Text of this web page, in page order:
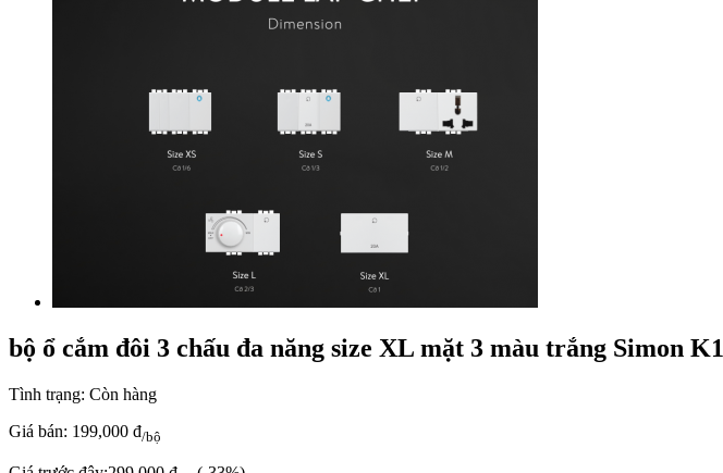
bộ ổ cắm đôi 3 chấu đa năng size XL mặt 3 màu trắng Simon K1
Tình trạng: Còn hàng
Giá bán: 199,000 đ/bộ